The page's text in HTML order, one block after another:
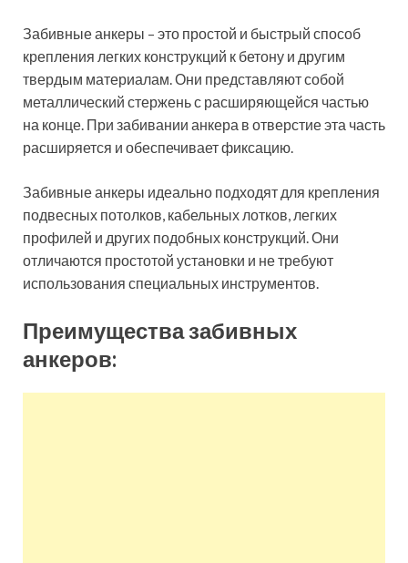
Забивные анкеры – это простой и быстрый способ
крепления легких конструкций к бетону и другим
твердым материалам. Они представляют собой
металлический стержень с расширяющейся частью
на конце. При забивании анкера в отверстие эта часть
расширяется и обеспечивает фиксацию.
Забивные анкеры идеально подходят для крепления
подвесных потолков, кабельных лотков, легких
профилей и других подобных конструкций. Они
отличаются простотой установки и не требуют
использования специальных инструментов.
Преимущества забивных
анкеров: